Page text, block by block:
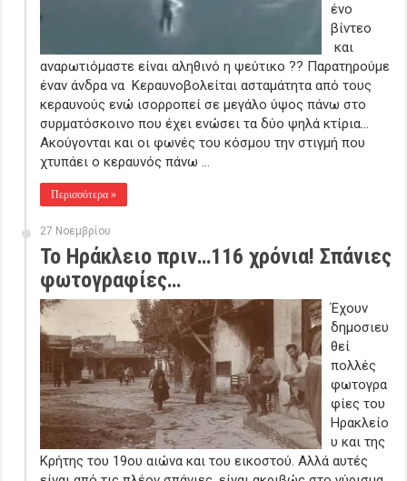
ένο
βίντεο
και
αναρωτιόμαστε είναι αληθινό η ψεύτικο ?? Παρατηρούμε
έναν άνδρα να Κεραυνοβολείται ασταμάτητα από τους
κεραυνούς ενώ ισορροπεί σε μεγάλο ύψος πάνω στο
συρματόσκοινο που έχει ενώσει τα δύο ψηλά κτίρια…
Ακούγονται και οι φωνές του κόσμου την στιγμή που
χτυπάει ο κεραυνός πάνω …
Περισσότερα »
27 Νοεμβρίου
Το Ηράκλειο πριν…116 χρόνια! Σπάνιες
φωτογραφίες…
Έχουν
δημοσιευ
θεί
πολλές
φωτογρα
φίες του
Ηρακλείο
υ και της
Κρήτης του 19ου αιώνα και του εικοστού. Αλλά αυτές